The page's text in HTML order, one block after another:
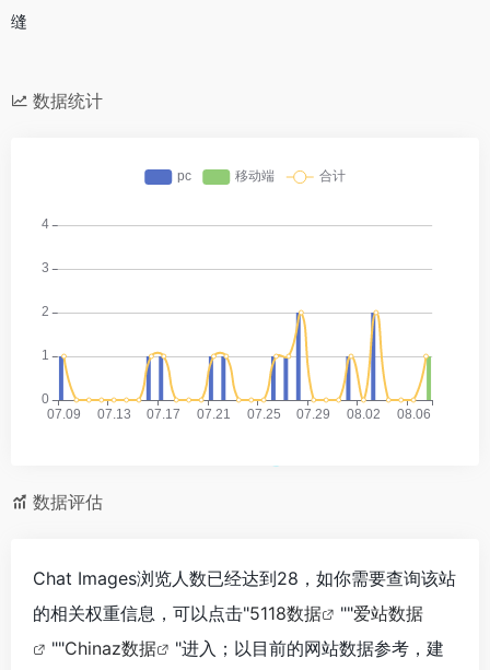
缝
数据统计
数据评估
Chat Images浏览人数已经达到28，如你需要查询该站
的相关权重信息，可以点击"5118数据 ""爱站数据
""Chinaz数据
"进入；以目前的网站数据参考，建